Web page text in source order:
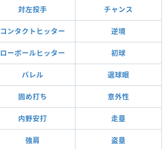
対左投手 チャンス
コンタクトヒッター 逆境
ローボールヒッター 初球
バレル 選球眼
固め打ち 意外性
内野安打 走塁
強肩 盗塁